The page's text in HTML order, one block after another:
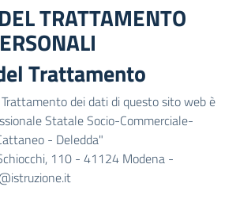
TRATTAMENTO
Trattamento
dei dati di questo sito web è
Statale Socio-Commerciale-
- Deledda"
110 - 41124 Modena -